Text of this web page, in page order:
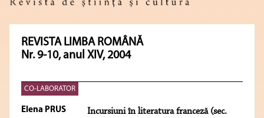
REVISTA LIMBA ROMÂNĂ
Nr. 9-10, anul XIV, 2004
CO-LABORATOR
Elena PRUS
Incursiuni în literatura franceză (sec.